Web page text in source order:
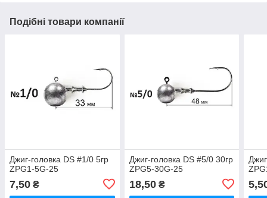
Подібні товари компанії
Джиг-головка DS #1/0 5гр
ZPG1-5G-25
7,50 ₴
Джиг-головка DS #5/0 30гр
ZPG5-30G-25
18,50₴